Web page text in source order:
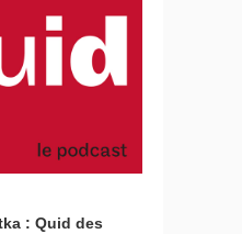
: Quid des